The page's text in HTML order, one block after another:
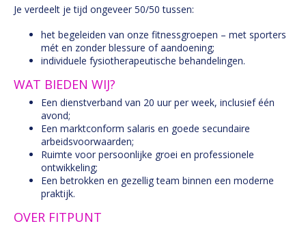
Je verdeelt je tijd ongeveer 50/50 tussen:
het begeleiden van onze fitnessgroepen – met sporters
mét en zonder blessure of aandoening;
individuele fysiotherapeutische behandelingen.
WAT BIEDEN WIJ?
Een dienstverband van 20 uur per week, inclusief één
avond;
Een marktconform salaris en goede secundaire
arbeidsvoorwaarden;
Ruimte voor persoonlijke groei en professionele
ontwikkeling;
Een betrokken en gezellig team binnen een moderne
praktijk.
OVER FITPUNT